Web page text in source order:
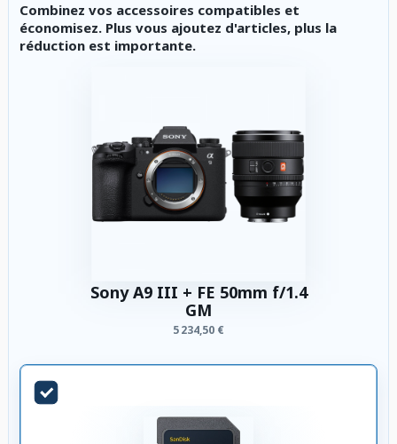
Combinez vos accessoires compatibles et
économisez. Plus vous ajoutez d'articles, plus la
réduction est importante.
Sony A9 III + FE 50mm f/1.4
GM
5 234,50 €